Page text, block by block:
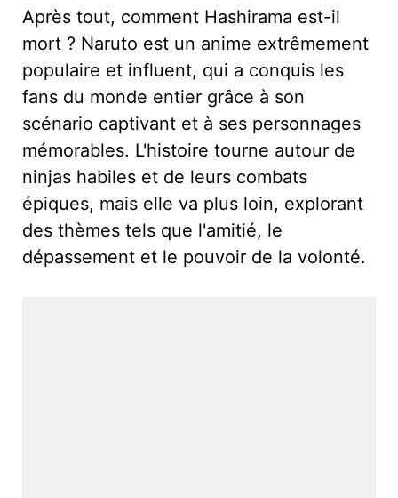
Après tout, comment Hashirama est-il
mort ? Naruto est un anime extrêmement
populaire et influent, qui a conquis les
fans du monde entier grâce à son
scénario captivant et à ses personnages
mémorables. L'histoire tourne autour de
ninjas habiles et de leurs combats
épiques, mais elle va plus loin, explorant
des thèmes tels que l'amitié, le
dépassement et le pouvoir de la volonté.